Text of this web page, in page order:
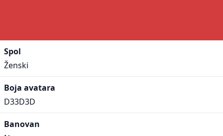
Spol
Ženski
Boja avatara
D33D3D
Banovan